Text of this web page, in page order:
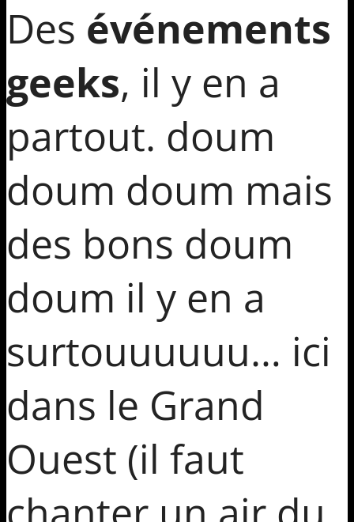
Des événements
geeks, il y en a
partout. doum
doum doum mais
des bons doum
doum il y en a
surtouuuuuu… ici
dans le Grand
Ouest (il faut